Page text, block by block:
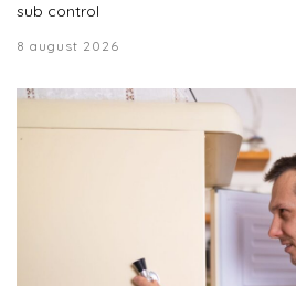
sub control
8 august 2026